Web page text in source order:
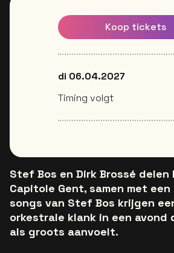
Stef Bos en Dirk Brossé delen
Capitole Gent, samen met
songs van Stef Bos krijgen
orkestrale klank in een avond
als groots aanvoelt.
Koop tickets
di 06.04.2027
Timing volgt